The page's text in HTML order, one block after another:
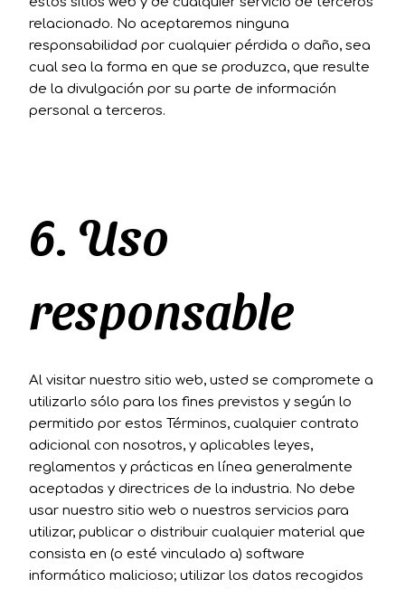
relacionado. No aceptaremos ninguna
responsabilidad por cualquier pérdida o daño, sea
cual sea la forma en que se produzca, que resulte
de la divulgación por su parte de información
personal a terceros.
6. Uso
responsable
Al visitar nuestro sitio web, usted se compromete a
utilizarlo sólo para los fines previstos y según lo
permitido por estos Términos, cualquier contrato
adicional con nosotros, y aplicables leyes,
reglamentos y prácticas en línea generalmente
aceptadas y directrices de la industria. No debe
usar nuestro sitio web o nuestros servicios para
utilizar, publicar o distribuir cualquier material que
consista en (o esté vinculado a) software
informático malicioso; utilizar los datos recogidos